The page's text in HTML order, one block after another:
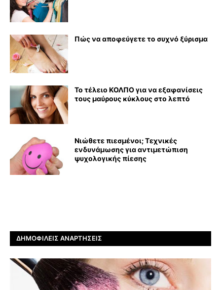
Πώς να αποφεύγετε το συχνό ξύρισμα
Το τέλειο ΚΟΛΠΟ για να εξαφανίσεις
τους μαύρους κύκλους στο λεπτό
Νιώθετε πιεσμένοι; Τεχνικές
ενδυνάμωσης για αντιμετώπιση
ψυχολογικής πίεσης
ΔΗΜΟΦΙΛΕΊΣ ΑΝΑΡΤΉΣΕΙΣ